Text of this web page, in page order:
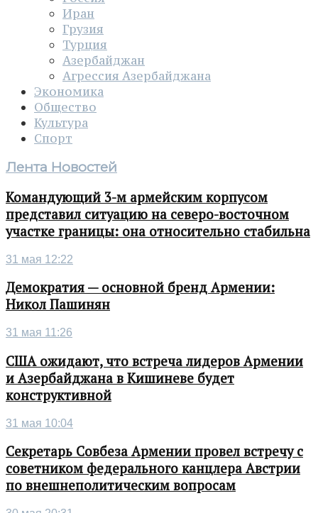
Иран
Грузия
Турция
Азербайджан
Агрессия Азербайджана
Экономика
Общество
Культура
Спорт
Лента Новостей
Командующий 3-м армейским корпусом
представил ситуацию на северо-восточном
участке границы: она относительно стабильна
31 мая 12:22
Демократия — основной бренд Армении:
Никол Пашинян
31 мая 11:26
США ожидают, что встреча лидеров Армении
и Азербайджана в Кишиневе будет
конструктивной
31 мая 10:04
Секретарь Совбеза Армении провел встречу с
советником федерального канцлера Австрии
по внешнеполитическим вопросам